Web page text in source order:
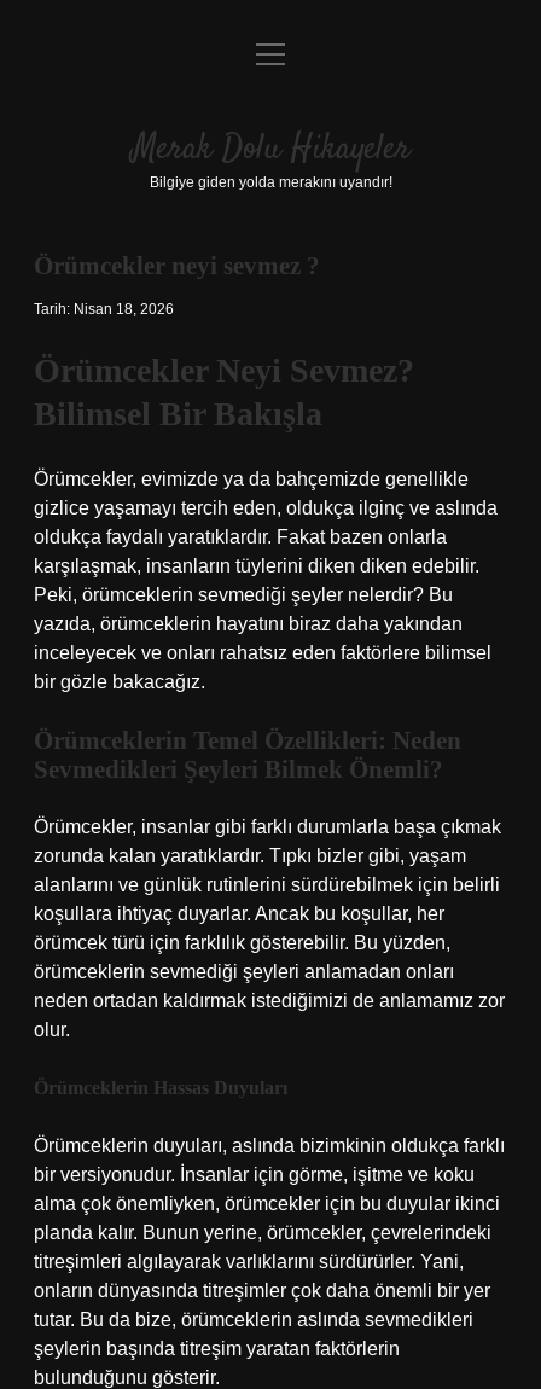
Anasayfa
Yasal Uyarı
menüyü
Merak Dolu Hikayeler
Bilgiye giden yolda merakını uyandır!
Örümcekler neyi sevmez ?
Tarih: Nisan 18, 2026
Örümcekler Neyi Sevmez?
Bilimsel Bir Bakışla
Örümcekler, evimizde ya da bahçemizde genellikle
gizlice yaşamayı tercih eden, oldukça ilginç ve aslında
oldukça faydalı yaratıklardır. Fakat bazen onlarla
karşılaşmak, insanların tüylerini diken diken edebilir.
Peki, örümceklerin sevmediği şeyler nelerdir? Bu
yazıda, örümceklerin hayatını biraz daha yakından
inceleyecek ve onları rahatsız eden faktörlere bilimsel
bir gözle bakacağız.
Örümceklerin Temel Özellikleri: Neden
Sevmedikleri Şeyleri Bilmek Önemli?
Örümcekler, insanlar gibi farklı durumlarla başa çıkmak
zorunda kalan yaratıklardır. Tıpkı bizler gibi, yaşam
alanlarını ve günlük rutinlerini sürdürebilmek için belirli
koşullara ihtiyaç duyarlar. Ancak bu koşullar, her
örümcek türü için farklılık gösterebilir. Bu yüzden,
örümceklerin sevmediği şeyleri anlamadan onları
neden ortadan kaldırmak istediğimizi de anlamamız zor
olur.
Örümceklerin Hassas Duyuları
Örümceklerin duyuları, aslında bizimkinin oldukça farklı
bir versiyonudur. İnsanlar için görme, işitme ve koku
alma çok önemliyken, örümcekler için bu duyular ikinci
planda kalır. Bunun yerine, örümcekler, çevrelerindeki
titreşimleri algılayarak varlıklarını sürdürürler. Yani,
onların dünyasında titreşimler çok daha önemli bir yer
tutar. Bu da bize, örümceklerin aslında sevmedikleri
şeylerin başında titreşim yaratan faktörlerin
bulunduğunu gösterir.